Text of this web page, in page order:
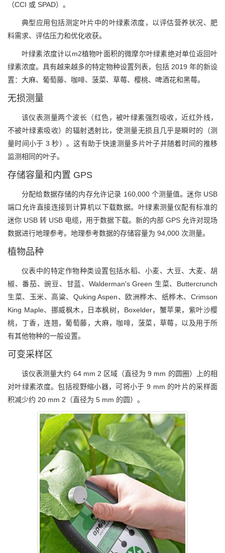
（CCI 或 SPAD）。
典型应用包括测定叶片中的叶绿素浓度，以评估营养状况、肥
料需求、评估压力和优化收获。
叶绿素浓度计以m2植物叶面积的微摩尔叶绿素绝对单位返回叶
绿素浓度。具有越来越多的特定物种设置列表，包括 2019 年的新设
置：大麻、葡萄藤、咖啡、菠菜、草莓、樱桃、啤酒花和黑莓。
无损测量
该仪表测量两个波长（红色，被叶绿素强烈吸收，近红外线，
不被叶绿素吸收）的辐射透射比，使测量无损且几乎是瞬时的（测
量时间小于 3 秒）。这有助于快速测量多片叶子并随着时间的推移
监测相同的叶子。
存储容量和内置 GPS
分配给数据存储的内存允许记录 160,000 个测量值。迷你 USB
端口允许直接连接到计算机以下载数据。叶绿素测量仪配有标准的
迷你 USB 转 USB 电缆，用于数据下载。新的内部 GPS 允许对现场
数据进行地理参考。地理参考数据的存储容量为 94,000 次测量。
植物品种
仪表中的特定作物种类设置包括水稻、小麦、大豆、大麦、胡
椒、番茄、豌豆、甘蓝、Walderman's Green 生菜、Buttercrunch
生菜、玉米、高粱、Quking Aspen、欧洲桦木、纸桦木、Crimson
King Maple、挪威枫木，日本枫树，Boxelder，蟹苹果，紫叶沙樱
桃，丁香，连翘，葡萄藤，大麻，咖啡，菠菜，草莓，以及用于所
有其他物种的一般设置。
可变采样区
该仪表测量大约 64 mm 2 区域（直径为 9 mm 的圆圈）上的相
对叶绿素浓度。包括视野缩小器，可将小于 9 mm 的叶片的采样面
积减少约 20 mm 2（直径为 5 mm 的圆）。